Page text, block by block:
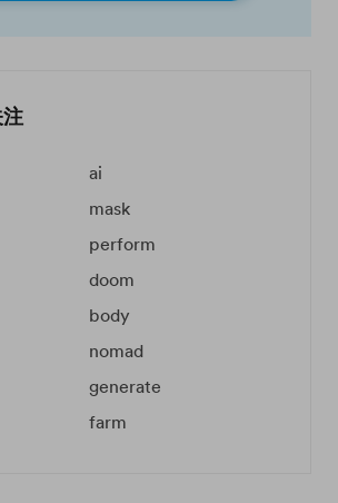
ai
mask
perform
doom
body
nomad
generate
farm